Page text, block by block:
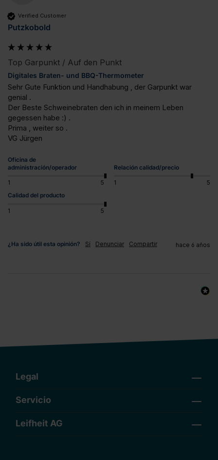
Verified Customer
Putzkobold
Top Garpunkt / Auf den Punkt
Digitales Braten- und BBQ-Thermometer
Sehr Gute Funktion und Handhabung , der Garpunkt war
genial .
Der Beste Schweinebraten den ich in meinem Leben
gegessen habe :) .
Prima , weiter so .
VG Jürgen
Oficina de
administración/operador
1 5
Relación calidad/precio
1
5
Calidad del producto
1 5
¿Ha sido útil esta opinión? Sí Denunciar Compartir hace 6 años
Legal
Servicio
Leifheit AG